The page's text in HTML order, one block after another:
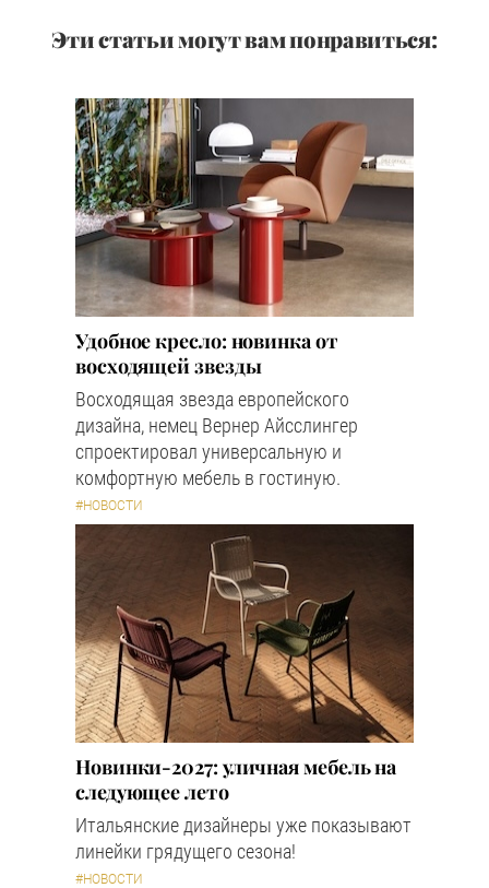
Эти статьи могут вам понравиться:
Удобное кресло: новинка от
восходящей звезды
Восходящая звезда европейского
дизайна, немец Вернер Айсслингер
спроектировал универсальную и
комфортную мебель в гостиную.
#НОВОСТИ
Новинки-2027: уличная мебель на
следующее лето
Итальянские дизайнеры уже показывают
линейки грядущего сезона!
#НОВОСТИ